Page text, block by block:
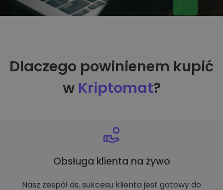
Dlaczego powinienem kupić
w Kriptomat?
Obsługa klienta na żywo
Nasz zespół ds. sukcesu klienta jest gotowy do